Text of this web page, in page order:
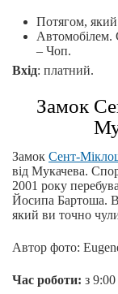
Потягом, який
Автомобілем.
– Чоп.
Вхід: платний.
Замок
Замок Сент-
від Мукачева.
2001 року
Йосипа Бартоша.
який ви точно
Автор фото:
Час роботи: з